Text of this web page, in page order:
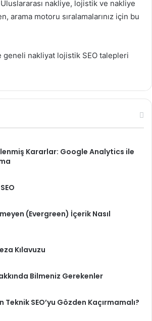
Uluslararası nakliye, lojistik ve nakliye
arama motoru sıralamalarınız için bu
geneli nakliyat lojistik SEO talepleri
Kararlar: Google Analytics ile
(Evergreen) İçerik Nasıl
Kılavuzu
Bilmeniz Gerekenler
SEO’yu Gözden Kaçırmamalı?